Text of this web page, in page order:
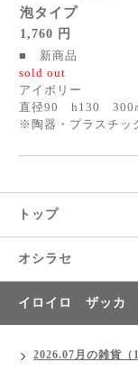
泡タイプ
1,760 円
■ 新商品
sold out
アイボリー
直径90 h130 300
※陶器・プラスチッ
トップ
オシラセ
イロイロ ザッカ
2026.07月の雑貨（1